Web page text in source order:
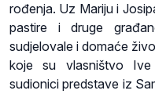
rođenja. Uz Mariju i
pastire i druge
sudjelovale i domaće
koje su vlasništvo
sudionici predstave iz